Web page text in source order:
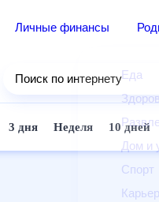
Личные финансы
Еда
Дом
Спорт
Поиск по интернету
3 дня Неделя 10